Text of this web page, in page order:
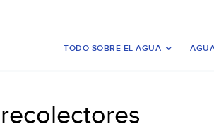
TODO SOBRE EL AGUA
recolectores